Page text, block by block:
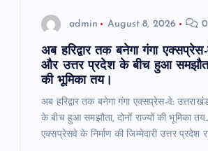
admin August 8, 2026
अब हरिद्वार तक बनेगा गंगा
और उत्तर प्रदेश के बीच हुआ समझौता,
की भूमिका तय।
अब हरिद्वार तक बनेगा गंगा एक्सप्रेस-वे:
के बीच हुआ समझौता, दोनों राज्यों की भूमिका
एक्सप्रेसवे के निर्माण की जिम्मेदारी उत्तर प्रदेश